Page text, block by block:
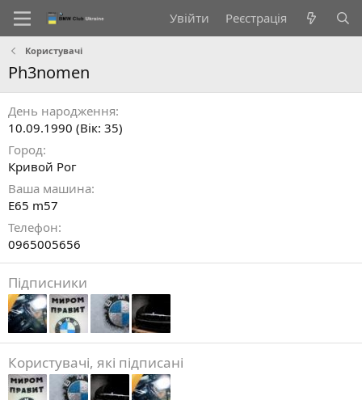
Увійти Реєстрація
Користувачі
Ph3nomen
День народження
10.09.1990 (Вік: 35)
Город
Кривой Рог
Ваша машина
E65 m57
Телефон
0965005656
Підписники
Користувачі, які підписані